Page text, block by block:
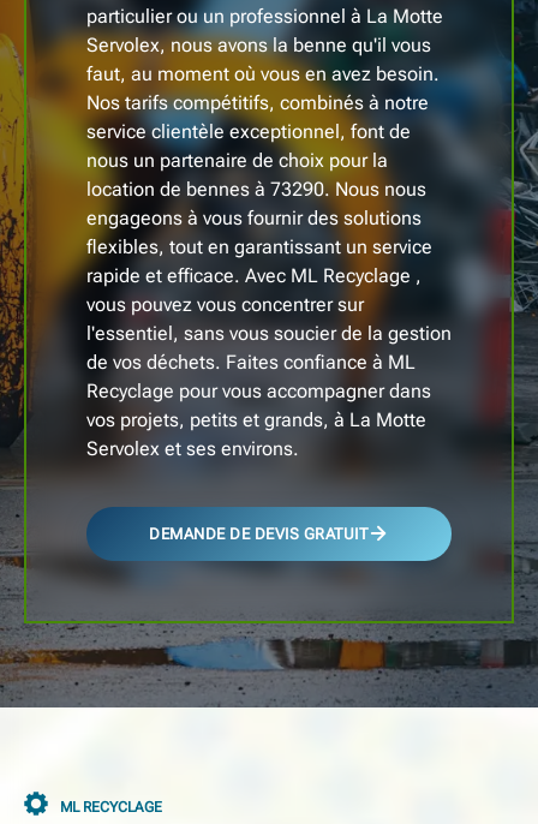
particulier ou un professionnel à La Motte
Servolex, nous avons la benne qu'il vous
faut, au moment où vous en avez besoin.
Nos tarifs compétitifs, combinés à notre
service clientèle exceptionnel, font de
nous un partenaire de choix pour la
location de bennes à 73290. Nous nous
engageons à vous fournir des solutions
flexibles, tout en garantissant un service
rapide et efficace. Avec ML Recyclage ,
vous pouvez vous concentrer sur
l'essentiel, sans vous soucier de la gestion
de vos déchets. Faites confiance à ML
Recyclage pour vous accompagner dans
vos projets, petits et grands, à La Motte
Servolex et ses environs.
DEMANDE DE DEVIS GRATUIT
ML RECYCLAGE